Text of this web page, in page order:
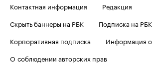
Контактная информация
Редакция
Скрыть баннеры на РБК
Подписка на РБК
Корпоративная подписка
Информация
О соблюдении авторских прав